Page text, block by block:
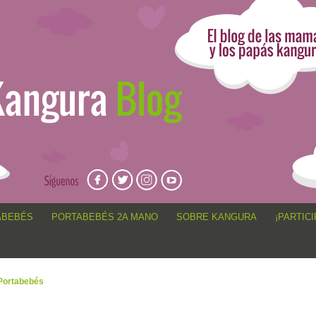
anécdotas de porteo, sorteos, concursos, artículos,
PORTABEBÉS 2A MANO SOBRE KANGURA